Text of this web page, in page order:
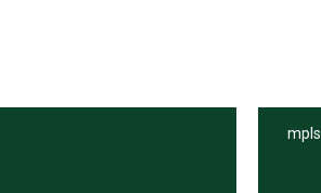
mpls